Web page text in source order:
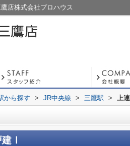
店株式会社プロハウス
から探す > JR中央線 > 三鷹駅 > 上
建Ⅰ